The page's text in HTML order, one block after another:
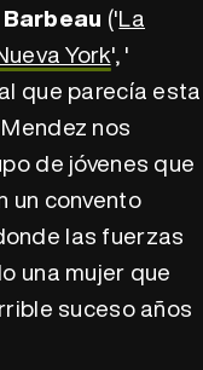
('La
York', '
que parecía
nos
de jóvenes que
un convento
las fuerzas
una mujer que
suceso años